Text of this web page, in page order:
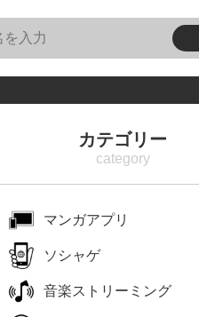
カテゴリー
マンガアプリ
ソシャゲ
音楽ストリーミング